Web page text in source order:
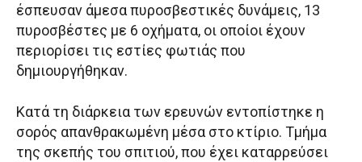
έσπευσαν άμεσα πυροσβεστικές δυνάμεις, 13
πυροσβέστες με 6 οχήματα, οι οποίοι έχουν
περιορίσει τις εστίες φωτιάς που
δημιουργήθηκαν.
Κατά τη διάρκεια των ερευνών εντοπίστηκε η
σορός απανθρακωμένη μέσα στο κτίριο. Τμήμα
της σκεπής του σπιτιού, που έχει καταρρεύσει